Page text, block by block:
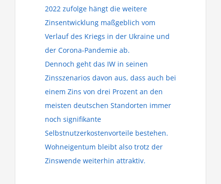
2022 zufolge hängt die weitere
Zinsentwicklung maßgeblich vom
Verlauf des Kriegs in der Ukraine und
der Corona-Pandemie ab.
Dennoch geht das IW in seinen
Zinsszenarios davon aus, dass auch bei
einem Zins von drei Prozent an den
meisten deutschen Standorten immer
noch signifikante
Selbstnutzerkostenvorteile bestehen.
Wohneigentum bleibt also trotz der
Zinswende weiterhin attraktiv.